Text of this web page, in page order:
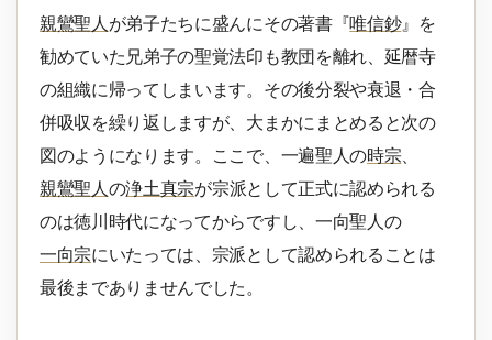
親鸞聖人 が弟子たちに盛んにその著書『唯信鈔』を
勧めていた兄弟子の聖覚法印も教団を離れ、延暦寺
の組織に帰ってしまいます。その後分裂や衰退・合
併吸収を繰り返しますが、大まかにまとめると次の
図のようになります。ここで、一遍聖人の時宗、
親鸞聖人 の浄土真宗が宗派として正式に認められる
のは徳川時代になってからですし、一向聖人の
一向宗にいたっては、宗派として認められることは
最後までありませんでした。